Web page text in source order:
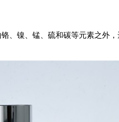
、镍、锰、硫和碳等元素之外